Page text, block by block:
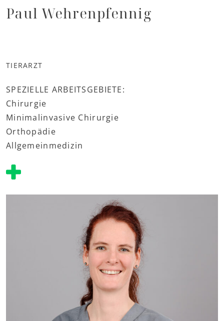
Paul Wehrenpfennig
TIERARZT
SPEZIELLE ARBEITSGEBIETE:
Chirurgie
Minimalinvasive Chirurgie
Orthopädie
Allgemeinmedizin